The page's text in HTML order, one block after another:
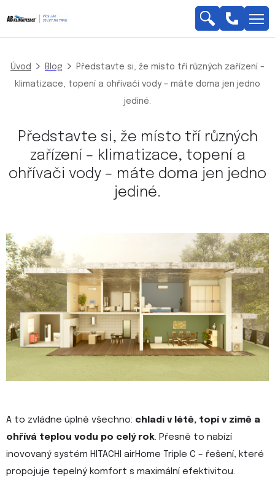
Úvod Blog
Představte si, že místo tří různých zařízení –
klimatizace, topení a ohřívači vody – máte doma jen jedno
jediné.
Představte si, že místo tří různých
zařízení – klimatizace, topení a
ohřívači vody – máte doma jen jedno
jediné.
A to zvládne úplně všechno: chladí v létě, topí v zimě a
ohřívá teplou vodu po celý rok. Přesně to nabízí
inovovaný systém HITACHI airHome Triple C – řešení, které
propojuje tepelný komfort s maximální efektivitou.
Napište nám
Položky označené hvězdičkou (*) jsou povinné.
Odesláním formuláře souhlasíte sezpracováním údajů.